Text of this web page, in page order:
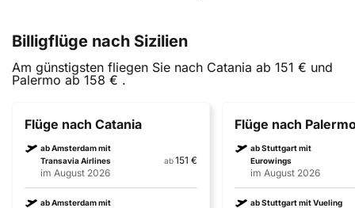
Billigflüge nach Sizilien
Am günstigsten fliegen Sie nach Catania ab 151 € und
Palermo ab 158 € .
Flüge nach Catania
ab Amsterdam mit
Transavia Airlines
im August 2026
ab151 €
ab Amsterdam mit
Flüge nach
ab Stuttgart mit
Eurowings
im August 2026
ab Stuttgart mit Vueling